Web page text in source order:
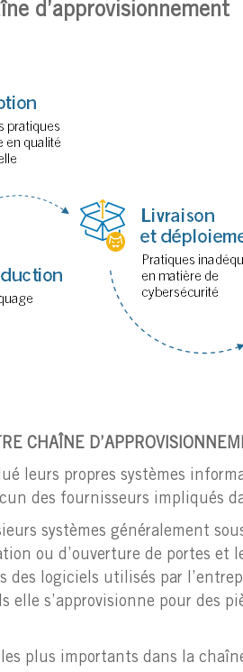
d’approvisionnement
CHAÎNE
leurs propres systèmes
des fournisseurs impliqués
systèmes généralement
ou d’ouverture de portes et
des logiciels utilisés par
elle s’approvisionne pour des
plus importants dans la